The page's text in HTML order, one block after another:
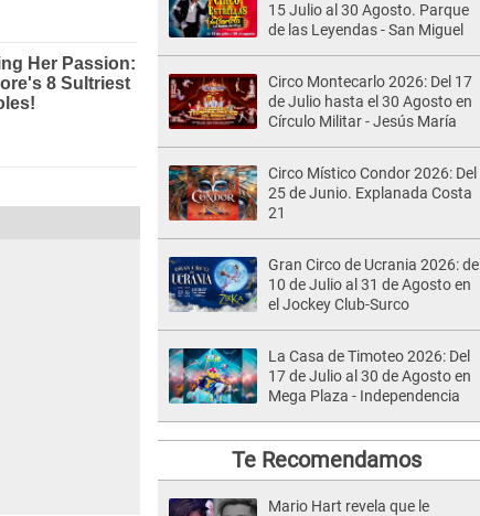
15 Julio al 30 Agosto. Parque
de las Leyendas - San Miguel
Circo Montecarlo 2026: Del 17
de Julio hasta el 30 Agosto en
Círculo Militar - Jesús María
Circo Místico Condor 2026: Del
25 de Junio. Explanada Costa
21
Gran Circo de Ucrania 2026: del
10 de Julio al 31 de Agosto en
el Jockey Club-Surco
La Casa de Timoteo 2026: Del
17 de Julio al 30 de Agosto en
Mega Plaza - Independencia
Te Recomendamos
Mario Hart revela que le